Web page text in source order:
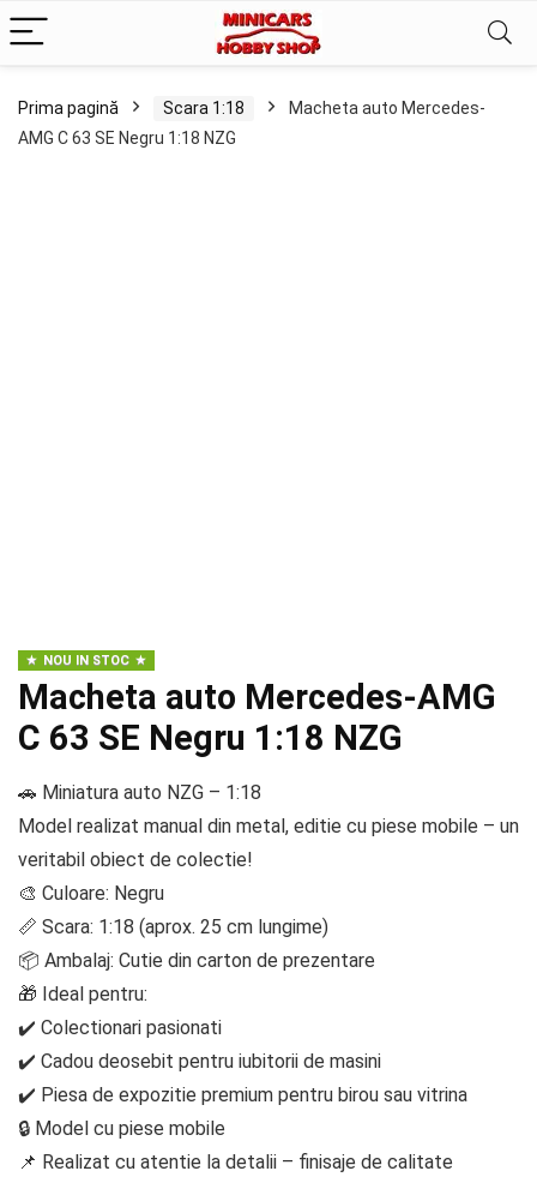
Prima pagină Scara 1:18
Macheta auto Mercedes-
AMG C 63 SE Negru 1:18 NZG
NOU IN STOC
Macheta auto Mercedes-AMG
C 63 SE Negru 1:18 NZG
🚗 Miniatura auto NZG – 1:18
Model realizat manual din metal, editie cu piese mobile – un
veritabil obiect de colectie!
🎨 Culoare: Negru
📏 Scara: 1:18 (aprox. 25 cm lungime)
📦 Ambalaj: Cutie din carton de prezentare
🎁 Ideal pentru:
✔️ Colectionari pasionati
✔️ Cadou deosebit pentru iubitorii de masini
✔️ Piesa de expozitie premium pentru birou sau vitrina
🔒 Model cu piese mobile
📌 Realizat cu atentie la detalii – finisaje de calitate